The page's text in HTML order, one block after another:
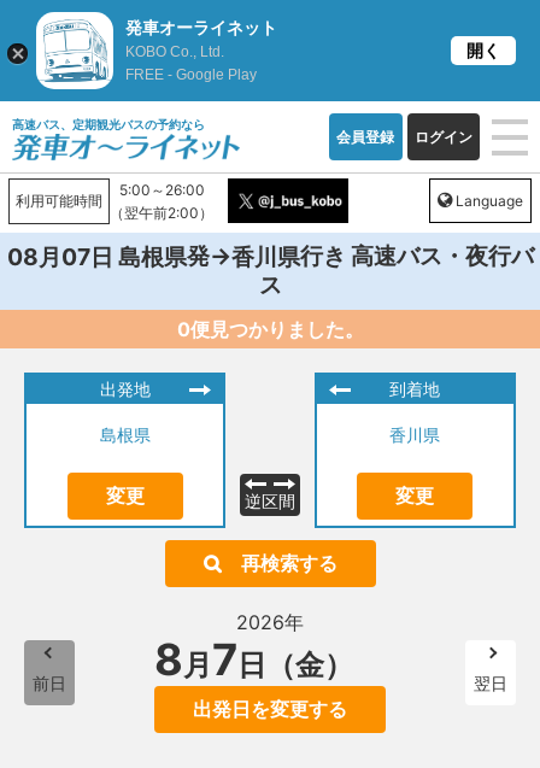
高速バス、定期観光バスの予約なら
会員登録 ログイン
利用可能時間
5:00～26:00
（翌午前2:00）
Language
08月07日 島根県発→香川県行き 高速バス・夜行バ
ス
0便見つかりました。
出発地
島根県
変更 逆区間
到着地
香川県
変更
再検索する
前日
2026年
8月 7 日（金）
出発日を変更する
翌日
発車オーライネット
KOBO Co., Ltd.
FREE - Google Play
開く